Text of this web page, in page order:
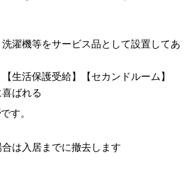
濯機等をサービス品として設置してあ
生活保護受給】【セカンドルーム】
喜ばれる
です。
は入居までに撤去します